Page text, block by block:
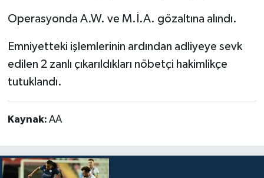
Operasyonda A.W. ve M.İ.A. gözaltına alındı.
Emniyetteki işlemlerinin ardından adliyeye sevk
edilen 2 zanlı çıkarıldıkları nöbetçi hakimlikçe
tutuklandı.
Kaynak: AA